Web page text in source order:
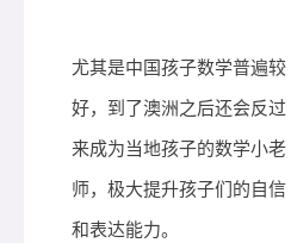
尤其是中国孩子数学普遍较
好，到了澳洲之后还会反过
来成为当地孩子的数学小老
师，极大提升孩子们的自信
和表达能力。